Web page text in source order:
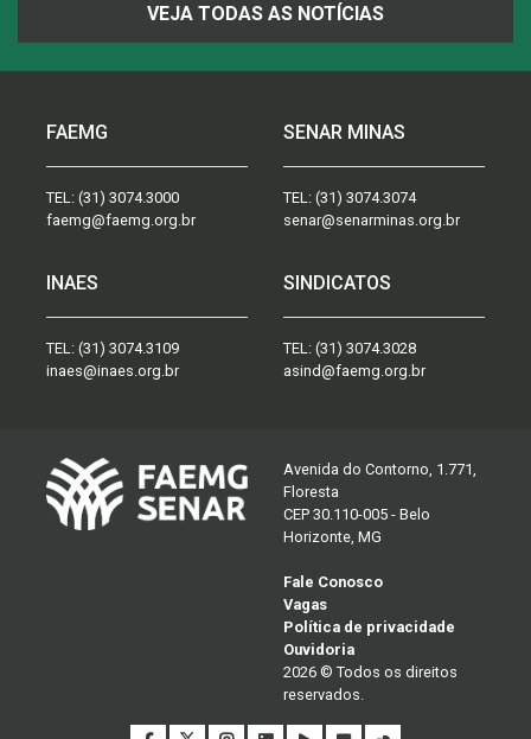
VEJA TODAS AS NOTÍCIAS
FAEMG
TEL: (31) 3074.3000
faemg@faemg.org.br
SENAR MINAS
TEL: (31) 3074.3074
senar@senarminas.org.br
INAES
TEL: (31) 3074.3109
inaes@inaes.org.br
SINDICATOS
TEL: (31) 3074.3028
asind@faemg.org.br
Avenida do Contorno, 1.771,
Floresta
CEP 30.110-005 - Belo
Horizonte, MG
Fale Conosco
Vagas
Política de privacidade
Ouvidoria
2026 © Todos os direitos
reservados.